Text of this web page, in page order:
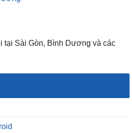
Sài Gòn, Bình Dương và các